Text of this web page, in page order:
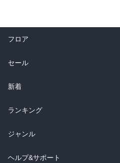
フロア
総合
ラノベ
雑誌・グラビア
BL・TL
セール
総合
ラノベ
雑誌・グラビア
BL・TL
新着
総合
ラノベ
雑誌・グラビア
ランキング
総合
ラノベ
ジャンル
コミック
ヘルプ&サポート